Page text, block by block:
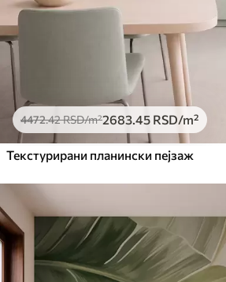
4472.42RSD/m²2683.45 RSD/m²
Текстурирани планински пејзаж